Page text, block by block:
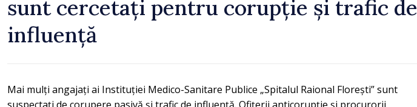
sunt cercetați pentru corupție și trafic de
influență
Mai mulți angajați ai Instituției Medico-Sanitare Publice „Spitalul Raional Florești” sunt